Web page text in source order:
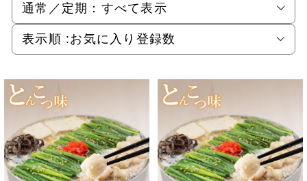
通常／定期： すべて表示
表示順 :お気に入り登録数